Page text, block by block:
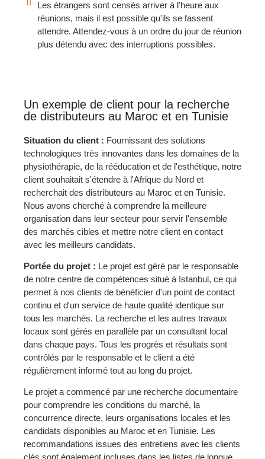
Les étrangers sont censés arriver à l'heure aux
réunions, mais il est possible qu'ils se fassent
attendre. Attendez-vous à un ordre du jour de réunion
plus détendu avec des interruptions possibles.
Un exemple de client pour la recherche
de distributeurs au Maroc et en Tunisie
Situation du client : Fournissant des solutions
technologiques très innovantes dans les domaines de la
physiothérapie, de la rééducation et de l'esthétique, notre
client souhaitait s'étendre à l'Afrique du Nord et
recherchait des distributeurs au Maroc et en Tunisie.
Nous avons cherché à comprendre la meilleure
organisation dans leur secteur pour servir l'ensemble
des marchés cibles et mettre notre client en contact
avec les meilleurs candidats.
Portée du projet : Le projet est géré par le responsable
de notre centre de compétences situé à Istanbul, ce qui
permet à nos clients de bénéficier d'un point de contact
continu et d'un service de haute qualité identique sur
tous les marchés. La recherche et les autres travaux
locaux sont gérés en parallèle par un consultant local
dans chaque pays. Tous les progrès et résultats sont
contrôlés par le responsable et le client a été
régulièrement informé tout au long du projet.
Le projet a commencé par une recherche documentaire
pour comprendre les conditions du marché, la
concurrence directe, leurs organisations locales et les
candidats disponibles au Maroc et en Tunisie. Les
recommandations issues des entretiens avec les clients